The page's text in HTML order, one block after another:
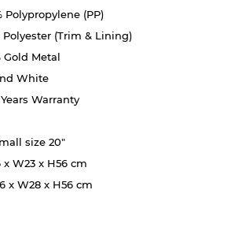
Polypropylene (PP)
Polyester (Trim & Lining)
Gold Metal
White
Warranty
size 20"
W23 x H56 cm
x W28 x H56 cm